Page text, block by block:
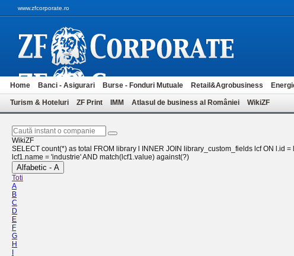
www.zfcorporate.ro
Home Banci - Asigurari Burse - Fonduri Mutuale Retail&Agrobusiness
Turism & Hoteluri ZF Print IMM Atlasul de business al României WikiZF
WikiZF
SELECT count(*) as total FROM library l INNER JOIN library_custom_fields lcf ON l.id
lcf1.name = 'industrie' AND match(lcf1.value) against(?)
Alfabetic - A
Toti
A
B
C
D
E
F
G
H